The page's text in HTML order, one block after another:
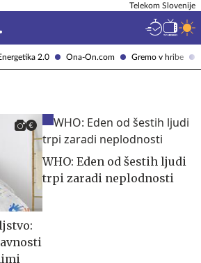
2.0 Ona-On.com Gremo v hribe
Telekom Slovenije
WHO: Eden od šestih ljudi
trpi zaradi neplodnosti